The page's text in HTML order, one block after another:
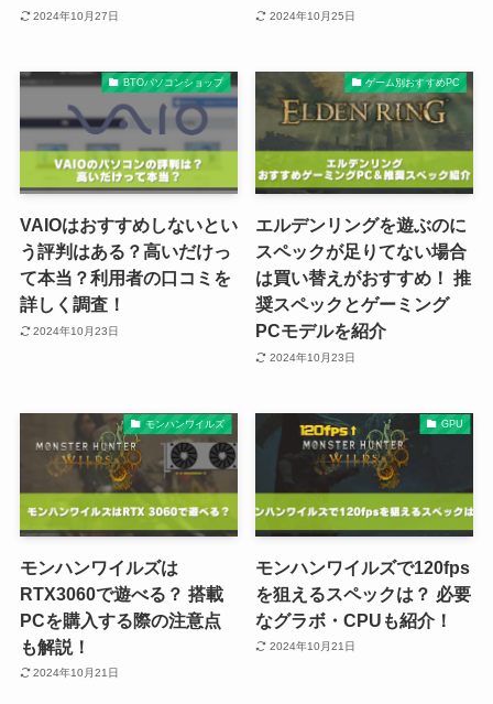
2024年10月27日 2024年10月25日
BTOパソコンショップ
VAIOはおすすめしないとい
う評判はある？高いだけっ
て本当？利用者の口コミを
詳しく調査！
2024年10月23日
ゲーム別おすすめPC
エルデンリングを遊ぶのに
スペックが足りてない場合
は買い替えがおすすめ！ 推
奨スペックとゲーミング
PCモデルを紹介
2024年10月23日
モンハンワイルズ
モンハンワイルズは
RTX3060で遊べる？ 搭載
PCを購入する際の注意点
も解説！
2024年10月21日
GPU
モンハンワイルズで120fps
を狙えるスペックは？ 必要
なグラボ・CPUも紹介！
2024年10月21日